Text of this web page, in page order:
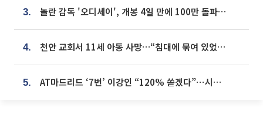
3. 놀란 감독 '오디세이', 개봉 4일 만에 100만 돌파⋯'왕사남' 보다 빠르다
4. 천안 교회서 11세 아동 사망…“침대에 묶여 있었다” 진술 확보
5. AT마드리드 ‘7번’ 이강인 “120% 쏟겠다”⋯시메오네 감독 “필요한 선수”